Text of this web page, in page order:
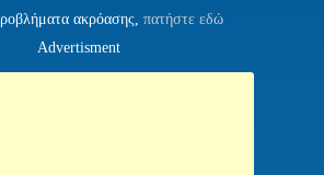
ακρόασης, πατήστε εδώ
Advertisment